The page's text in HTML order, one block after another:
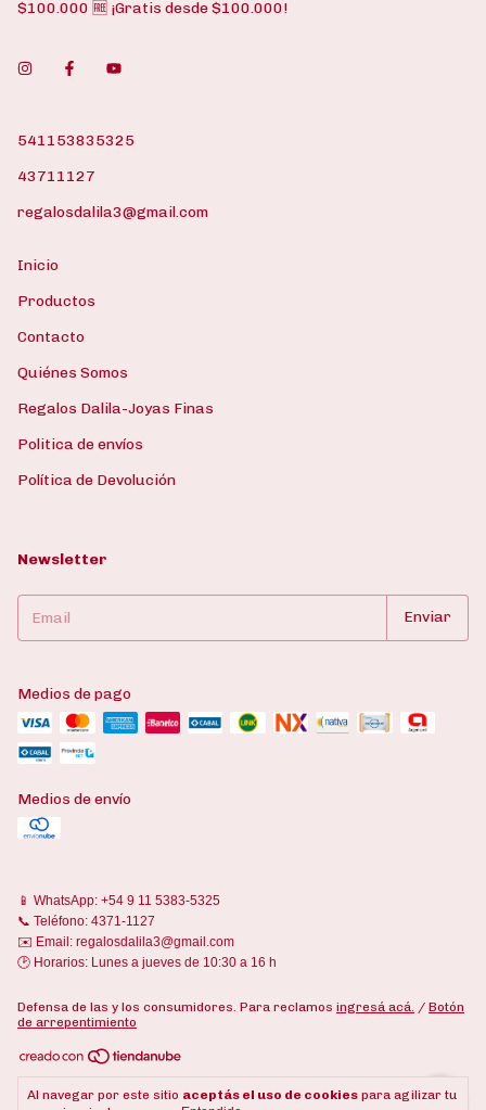
Al navegar por este sitio aceptás el uso de cookies para agilizar tu
$100.000 🆓 ¡Gratis desde $100.000!
541153835325
43711127
regalosdalila3@gmail.com
Inicio
Productos
Contacto
Quiénes Somos
Regalos Dalila-Joyas Finas
Politica de envíos
Política de Devolución
Newsletter
Medios de pago
Medios de envío
📱 WhatsApp: +54 9 11 5383-5325
📞 Teléfono: 4371-1127
✉️ Email: regalosdalila3@gmail.com
🕑 Horarios: Lunes a jueves de 10:30 a 16 h
Defensa de las y los consumidores. Para reclamos ingresá acá. / Botón
de arrepentimiento
Copyright Regalos Dalila - 27186564567 - 2026. Todos los derechos
reservados.